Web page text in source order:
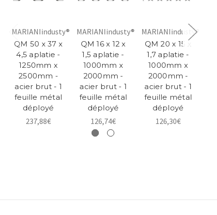
MARIANIindusty®
QM 50 x 37 x
4,5 aplatie -
1250mm x
2500mm -
acier brut - 1
feuille métal
déployé
237,88€
MARIANIindusty®
QM 16 x 12 x
1,5 aplatie -
1000mm x
2000mm -
acier brut - 1
feuille métal
déployé
126,74€
MARIANIindusty®
QM 20 x 15 x
1,7 aplatie -
1000mm x
2000mm -
acier brut - 1
feuille métal
déployé
126,30€